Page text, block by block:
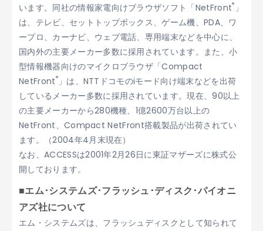
います。同社の情報家電向けブラウザソフト「NetFront® 」
は、テレビ、セットトップボックス、ゲーム機、PDA、ワ
ープロ、カーナビ、ウェブ電話、専用端末などを中心に、
国内外の主要メーカー多数に採用されています。また、小
型情報機器向けのマイクロブラウザ「Compact
NetFront®」は、NTTドコモのiモード向け端末などを出荷
しているメーカー多数に採用されています。現在、90以上
の主要メーカーから280機種、1億2600万台以上の
NetFront、Compact NetFront搭載製品が出荷されてい
ます。（2004年4月末現在）
なお、ACCESSは2001年2月26日に東証マザーズに株式公
開しております。
■エム･システムズ･フラッシュ･ディスク･パイオニ
アズ社について
エム・システムズは、フラッシュディスクとして知られて